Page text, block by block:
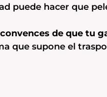
puede hacer que
de que tu
que supone el